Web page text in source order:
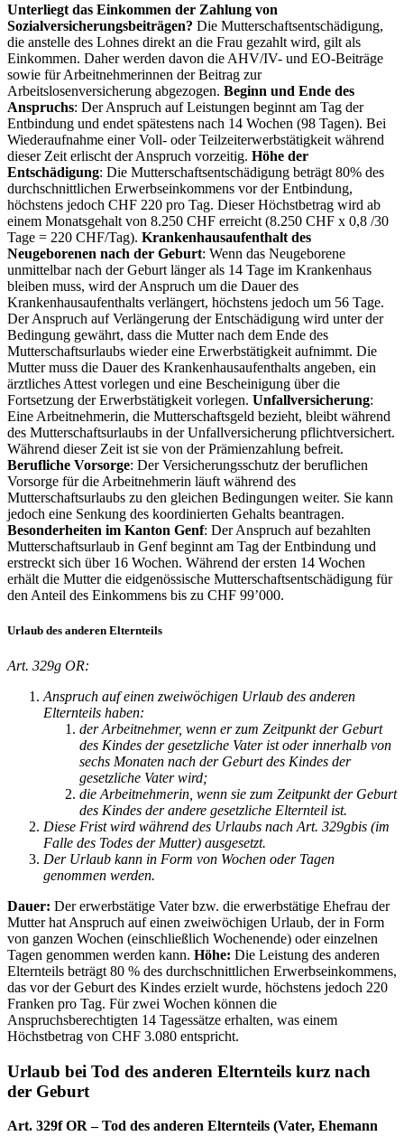
Unterliegt das Einkommen der Zahlung von
Sozialversicherungsbeiträgen? Die Mutterschaftsentschädigung,
die anstelle des Lohnes direkt an die Frau gezahlt wird, gilt als
Einkommen. Daher werden davon die AHV/IV- und EO-Beiträge
sowie für Arbeitnehmerinnen der Beitrag zur
Arbeitslosenversicherung abgezogen. Beginn und Ende des
Anspruchs: Der Anspruch auf Leistungen beginnt am Tag der
Entbindung und endet spätestens nach 14 Wochen (98 Tagen). Bei
Wiederaufnahme einer Voll- oder Teilzeiterwerbstätigkeit während
dieser Zeit erlischt der Anspruch vorzeitig. Höhe der
Entschädigung: Die Mutterschaftsentschädigung beträgt 80% des
durchschnittlichen Erwerbseinkommens vor der Entbindung,
höchstens jedoch CHF 220 pro Tag. Dieser Höchstbetrag wird ab
einem Monatsgehalt von 8.250 CHF erreicht (8.250 CHF x 0,8 /30
Tage = 220 CHF/Tag). Krankenhausaufenthalt des
Neugeborenen nach der Geburt: Wenn das Neugeborene
unmittelbar nach der Geburt länger als 14 Tage im Krankenhaus
bleiben muss, wird der Anspruch um die Dauer des
Krankenhausaufenthalts verlängert, höchstens jedoch um 56 Tage.
Der Anspruch auf Verlängerung der Entschädigung wird unter der
Bedingung gewährt, dass die Mutter nach dem Ende des
Mutterschaftsurlaubs wieder eine Erwerbstätigkeit aufnimmt. Die
Mutter muss die Dauer des Krankenhausaufenthalts angeben, ein
ärztliches Attest vorlegen und eine Bescheinigung über die
Fortsetzung der Erwerbstätigkeit vorlegen. Unfallversicherung:
Eine Arbeitnehmerin, die Mutterschaftsgeld bezieht, bleibt während
des Mutterschaftsurlaubs in der Unfallversicherung pflichtversichert.
Während dieser Zeit ist sie von der Prämienzahlung befreit.
Berufliche Vorsorge: Der Versicherungsschutz der beruflichen
Vorsorge für die Arbeitnehmerin läuft während des
Mutterschaftsurlaubs zu den gleichen Bedingungen weiter. Sie kann
jedoch eine Senkung des koordinierten Gehalts beantragen.
Besonderheiten im Kanton Genf: Der Anspruch auf bezahlten
Mutterschaftsurlaub in Genf beginnt am Tag der Entbindung und
erstreckt sich über 16 Wochen. Während der ersten 14 Wochen
erhält die Mutter die eidgenössische Mutterschaftsentschädigung für
den Anteil des Einkommens bis zu CHF 99’000.
Urlaub des anderen Elternteils
Art. 329g OR:
Anspruch auf einen zweiwöchigen Urlaub des anderen
Elternteils haben:
der Arbeitnehmer, wenn er zum Zeitpunkt der Geburt
des Kindes der gesetzliche Vater ist oder innerhalb von
sechs Monaten nach der Geburt des Kindes der
gesetzliche Vater wird;
die Arbeitnehmerin, wenn sie zum Zeitpunkt der Geburt
des Kindes der andere gesetzliche Elternteil ist.
Diese Frist wird während des Urlaubs nach Art. 329gbis (im
Falle des Todes der Mutter) ausgesetzt.
Der Urlaub kann in Form von Wochen oder Tagen
genommen werden.
Dauer: Der erwerbstätige Vater bzw. die erwerbstätige Ehefrau der
Mutter hat Anspruch auf einen zweiwöchigen Urlaub, der in Form
von ganzen Wochen (einschließlich Wochenende) oder einzelnen
Tagen genommen werden kann. Höhe: Die Leistung des anderen
Elternteils beträgt 80 % des durchschnittlichen Erwerbseinkommens,
das vor der Geburt des Kindes erzielt wurde, höchstens jedoch 220
Franken pro Tag. Für zwei Wochen können die
Anspruchsberechtigten 14 Tagessätze erhalten, was einem
Höchstbetrag von CHF 3.080 entspricht.
Urlaub bei Tod des anderen Elternteils kurz nach
der Geburt
Art. 329f OR – Tod des anderen Elternteils (Vater, Ehemann